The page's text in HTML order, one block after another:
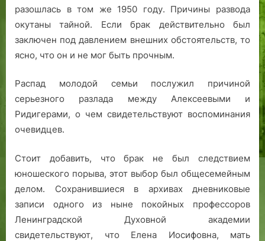
разошлась в том же 1950 году. Причины развода
окутаны тайной. Если брак действительно был
заключен под давлением внешних обстоятельств, то
ясно, что он и не мог быть прочным.
Распад молодой семьи послужил причиной
серьезного разлада между Алексеевыми и
Ридигерами, о чем свидетельствуют воспоминания
очевидцев.
Стоит добавить, что брак не был следствием
юношеского порыва, этот выбор был общесемейным
делом. Сохранившиеся в архивах дневниковые
записи одного из ныне покойных профессоров
Ленинградской Духовной академии
свидетельствуют, что Елена Иосифовна, мать